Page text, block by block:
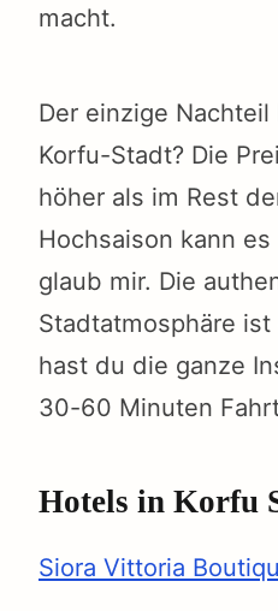
macht.
Der einzige
Korfu-Stadt? Die
höher als im Rest
Hochsaison kann
glaub mir. Die
Stadtatmosphäre
hast du die ganze
30-60 Minuten
Hotels in Korfu
Siora Vittoria